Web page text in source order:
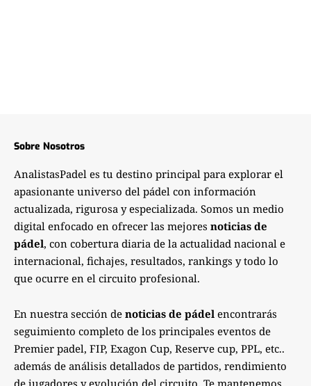
Sobre Nosotros
AnalistasPadel es tu destino principal para explorar el
apasionante universo del pádel con información
actualizada, rigurosa y especializada. Somos un medio
digital enfocado en ofrecer las mejores noticias de
pádel, con cobertura diaria de la actualidad nacional e
internacional, fichajes, resultados, rankings y todo lo
que ocurre en el circuito profesional.
En nuestra sección de noticias de pádel encontrarás
seguimiento completo de los principales eventos de
Premier padel, FIP, Exagon Cup, Reserve cup, PPL, etc..
además de análisis detallados de partidos, rendimiento
de jugadores y evolución del circuito. Te mantenemos